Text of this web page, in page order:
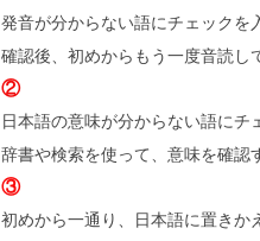
発音が分からない語にチェックを
確認後、初めからもう一度音読し
②
日本語の意味が分からない語にチ
辞書や検索を使って、意味を確認
③
初めから一通り、日本語に置きか